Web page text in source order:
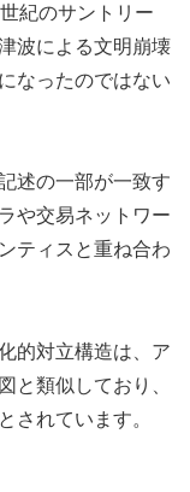
紀のサントリー
波による文明崩壊
なったのではない
述の一部が一致す
や交易ネットワー
ティスと重ね合わ
的対立構造は、ア
と類似しており、
されています。